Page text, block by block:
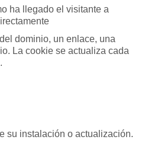
ha llegado el visitante a
dominio, un enlace, una
La cookie se actualiza cada
su instalación o actualización.